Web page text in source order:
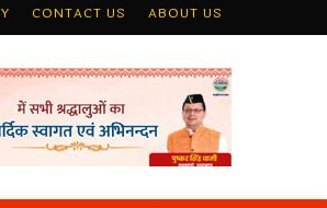
CONTACT US ABOUT US